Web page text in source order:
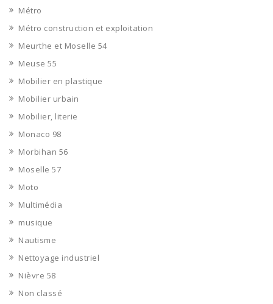
Métro
Métro construction et exploitation
Meurthe et Moselle 54
Meuse 55
Mobilier en plastique
Mobilier urbain
Mobilier, literie
Monaco 98
Morbihan 56
Moselle 57
Moto
Multimédia
musique
Nautisme
Nettoyage industriel
Nièvre 58
Non classé